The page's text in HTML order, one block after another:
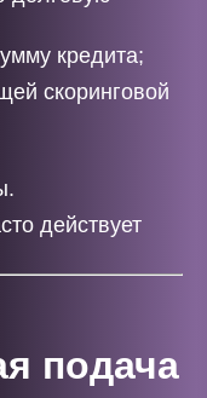
кредита;
скоринговой
действует
подача